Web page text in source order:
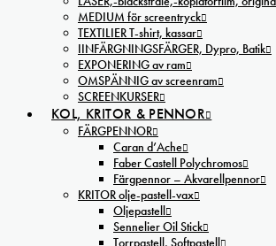
MEDIUM för screentryck
TEXTILIER T-shirt, kassar
IINFÄRGNINGSFÄRGER, Dypro, Batik
EXPONERING av ram
OMSPÄNNIG av screenram
SCREENKURSER
KOL, KRITOR & PENNOR
FÄRGPENNOR
Caran d’Ache
Faber Castell Polychromos
Färgpennor – Akvarellpennor
KRITOR olje-pastell-vax
Oljepastell
Sennelier Oil Stick
Torrpastell, Softpastell